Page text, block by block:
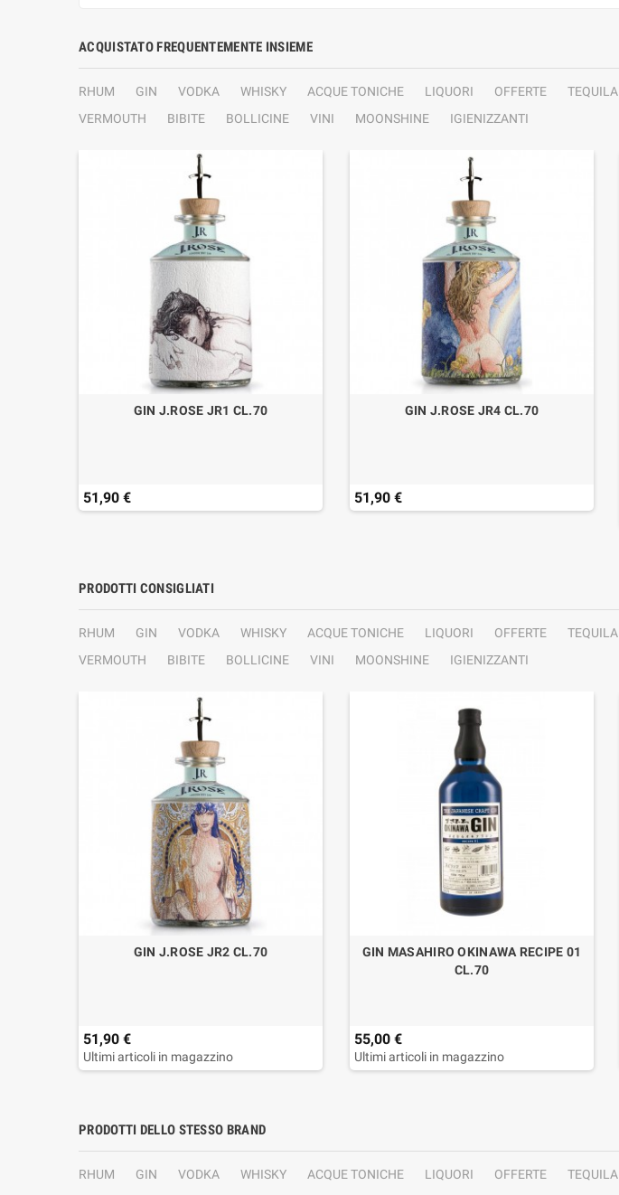
ACQUISTATO FREQUENTEMENTE INSIEME
RHUM GIN VODKA WHISKY ACQUE TONICHE LIQUORI OFFERTE TEQUILA
VERMOUTH
BIBITE BOLLICINE VINI MOONSHINE IGIENIZZANTI
GIN J.ROSE JR1 CL.70
51,90 €
GIN J.ROSE JR4 CL.70
51,90 €
PRODOTTI CONSIGLIATI
RHUM GIN VODKA WHISKY ACQUE TONICHE LIQUORI OFFERTE TEQUILA
VERMOUTH
BIBITE BOLLICINE VINI MOONSHINE IGIENIZZANTI
GIN J.ROSE JR2 CL.70
51,90 €
Ultimi articoli in magazzino
GIN MASAHIRO OKINAWA RECIPE 01
CL.70
55,00 €
Ultimi articoli in magazzino
PRODOTTI DELLO STESSO BRAND
RHUM GIN VODKA WHISKY ACQUE TONICHE LIQUORI OFFERTE TEQUILA